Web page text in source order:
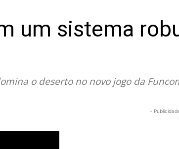
um sistema
o deserto no novo jogo da
-